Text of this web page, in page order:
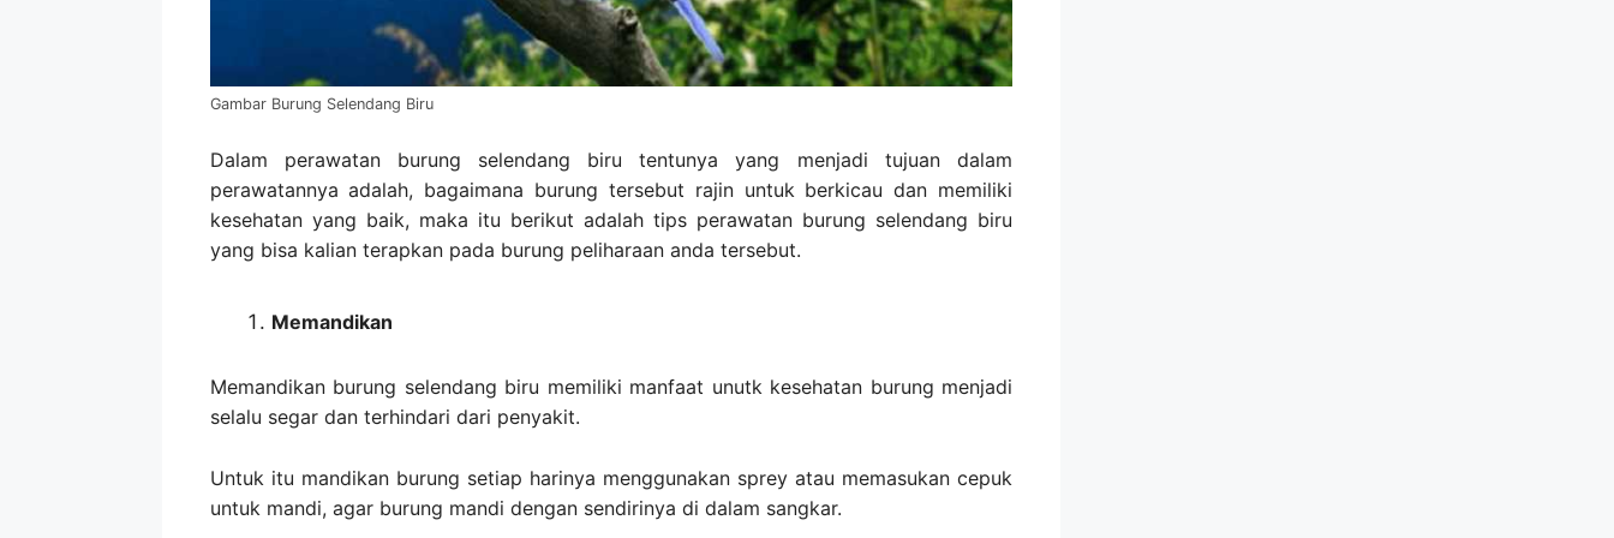
Gambar Burung Selendang Biru
Dalam perawatan burung selendang biru tentunya yang menjadi tujuan dalam
perawatannya adalah, bagaimana burung tersebut rajin untuk berkicau dan memiliki
kesehatan yang baik, maka itu berikut adalah tips perawatan burung selendang biru
yang bisa kalian terapkan pada burung peliharaan anda tersebut.
Memandikan
Memandikan burung selendang biru memiliki manfaat unutk kesehatan burung menjadi
selalu segar dan terhindari dari penyakit.
Untuk itu mandikan burung setiap harinya menggunakan sprey atau memasukan cepuk
untuk mandi, agar burung mandi dengan sendirinya di dalam sangkar.